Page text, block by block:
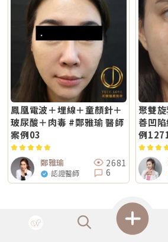
刺激性較高的項目，建議至少間隔 4 週再評估
度刺激的風險，也讓後續療程效果更穩定。Q6
多少？Reepot 的價格會依照治療部位、所需的
程以及整體規劃次數而有所差異。一般費用多
實際金額仍需依個人斑點狀況與療程組合評估
詢，由專業醫療人員確認膚況後提供最適合的治
Reepot 術後的人工皮需要貼多久？Reepot 治
主要是保護剛治療的肌膚並協助屏障修復。人
會在約兩週左右回診時，由醫療人員視膚況協助
部位的色素也會在這段期間逐漸代謝、變淡。
外觀變化，更讓人感到氣色黯淡、不如以往。
Reepot AI 時光雷射為色素治療帶來更精準、
在效果難預測的時代。期望這篇文章能幫助你清
規劃療程時，也建議由專業醫師根據膚況量身評
善方式。★溫馨提醒★小編要提醒大家，醫療並
療程都伴隨著風險。因此，作為消費者應該謹慎
保安全與健康。
事：這療程到底有沒有符合你的臉部狀況？同樣
線，有人需要處理嘴邊肉；同樣是電波，有人
臉頰鬆弛。規劃不同，效果自然也會不同。所以
錢」，也要問清楚：使用什麼儀器？施作哪些部
麼規劃？為什麼我的狀況適合這個療程？第三
施作人員電波音波屬於能量型醫美療程，安全
作經驗都有關。建議選擇前可以確認是否為合
廠探頭或合規耗材，以及是否由合格專業醫療人
的臉部解剖概念與美感判斷也很重要。因為電
好」，而是要看你的皮膚厚度、脂肪量、鬆弛
治療不一定更漂亮，反而可能不自然或效果不如
間，不要用術後當天判斷成敗電波和音波都是
不是做完當天就完成全部效果。部分人術後會
順，但真正的膠原蛋白新生與重組，通常需要數
完後不要急著用第一天的樣子判斷有沒有用，也
化就立刻否定療程。非侵入式拉提的特色通常是
幅改變。第五，不要期待一次療程解決所有老化
鬆而已，還可能包含膠原蛋白流失、脂肪位移、
變等不同層次的問題。電波可以改善皮膚緊緻度
拉提與深層支撐，但它們不一定能取代針劑、
程。比較正確的觀念是：電波音波不是萬能療
分。真正適合你的方式，應該要根據你的老化程
效果一起評估。電波音波常見問題 FAQQ1：電
感。不過疼痛感會受到能量設定、施作部位、個
不能單純說哪一個一定比較痛。Q2：電波音波
波音波屬於非侵入式療程，通常不需要像手術一
可能會有短暫泛紅、腫脹、痠感或觸痛，通常會
個人體質與療程設定而定。Q3：年輕人適合做
顯」，鳳凰電波通常是較常被討論的選項之一
改善相關，常見於臉部、眼周與身體的緊緻與
問題不是明顯鬆弛，而是「皮膚看起來粗」、
貼」或整體氣色較疲累，無雙電波的複合式能
除了緊緻效果外，也常被用於膚質細緻與整體
為入門型抗老或精緻型電波療程。3. 自然度兩
通常不會像手術或填充療程一樣產生立即的結
進式、自然型。常見的效果訴求差異在於：鳳
感的提升；無雙電波則較偏向整體膚質細緻、緊
比較痛？無雙電波真的比較不痛嗎？疼痛感是很
題。以療程設計來看，鳳凰電波因為以單極射
顯。部分人會形容為熱、刺、酸、脹，尤其在骨
置，感受可能更強。無雙電波則因為設計上有
阻抗偵測補償系統等設計，因此為舒適度較高
楚：不痛不代表完全沒感覺，舒適也不代表每個
多因素影響，包括： 個人耐痛程度 施作部位 能
皮膚厚薄與骨感程度 當天身體狀態所以比較精
被定位為舒適度較佳；鳳凰電波能量感通常較明
狀況而定。常見迷思一：鳳凰電波一定比無雙電
看你指的是哪一種強。如果說的是深層拉提、
典代表。但如果是膚質、細緻度、毛孔與整體保
期待。這就像健身一樣，重訓和瑜伽都能讓身
程，不是找「最紅的」，而是找「最符合目前需
做完會立刻小臉嗎？很多人期待電波做完臉馬上
整。電波拉提不是抽脂，也不是溶脂，更不是削
刺激皮膚組織緊緻與膠原重塑，因此效果通常
得臉比較緊、線條比較順，但真正的膠原變化
鳳凰電波＋埋線＋童顏針＋
玻尿酸＋肉毒 #鄭雅瑜 醫師
案例03
鄭雅瑜
認證醫師
2681
6
聚雙
善凹
例
問醫生